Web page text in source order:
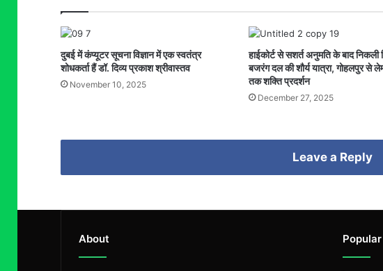
दुबई में कंप्यूटर सूचना विज्ञान में एक स्वतंत्र
शोधकर्ता हैं डॉ. दिव्य प्रकाश श्रीवास्तव
November 10, 2025
हाईकोर्ट से सशर्त अनुमति के बाद निकली
बजरंग दल की शौर्य यात्रा, गोहलपुर से
तक शक्ति प्रदर्शन
December 27, 2025
Leave a Reply
About